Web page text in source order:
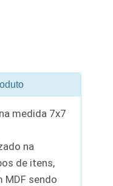
medida 7x7
na
de itens,
MDF sendo